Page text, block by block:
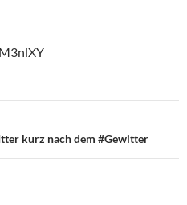
kurz nach dem #Gewitter